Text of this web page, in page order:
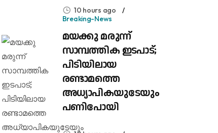
10 hours ago
Breaking-News
മയക്കു മരുന്ന്
സാമ്പത്തിക ഇടപാട്;
പിടിയിലായ
രണ്ടാമത്തെ
അധ്യാപികയുടേയും
പണിപോയി